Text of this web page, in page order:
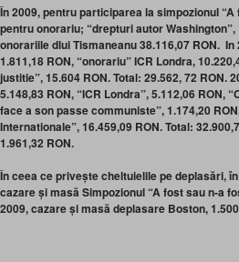
În 2009, pentru participarea la simpozionul
pentru onorariu; “drepturi autor
onorariile dlui Tismaneanu 38.116,07 RON.
1.811,18 RON, “onorariu” ICR Londra,
justitie”, 15.604 RON. Total: 29.562, 72 RON.
5.148,83 RON, “ICR Londra”, 5.112,06
face a son passe communiste”, 1.174,20
Internationale”, 16.459,09 RON. Total:
1.961,32 RON.
În ceea ce privește cheltuielile pe deplasări,
cazare și masă Simpozionul “A fost sau n-a
2009, cazare și masă deplasare Boston,